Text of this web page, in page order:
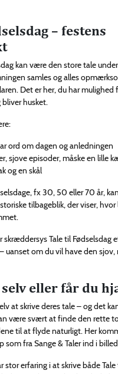
– festens
kan være den store tale
samles og alles
Det er her, du har mulighed
husket.
ord om dagen og anledningen
sjove episoder, måske en lille
og en skål
fx 30, 50 eller 70 år,
tilbageblik, der viser,
skræddersys Tale til Fødselsdag
uanset om du vil have den sjov,
eller får du
at skrive deres tale – og det
være svært at finde den rette
til at flyde naturligt. Her
fra Sange & Taler ind i
stor erfaring i at skrive både